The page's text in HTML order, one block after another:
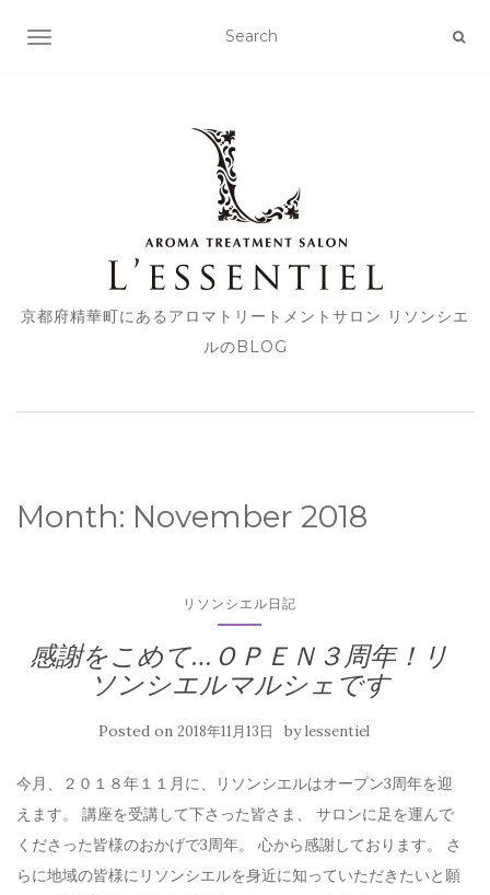
TOGGLE NAVIGATION
京都府精華町にあるアロマトリートメントサロン リソンシエ
ルのBLOG
Month: November 2018
リソンシエル日記
感謝をこめて…ＯＰＥＮ３周年！リ
ソンシエルマルシェです
Posted on 2018年11月13日 bylessentiel
今月、２０１８年１１月に、リソンシエルはオープン3周年を迎
えます。 講座を受講して下さった皆さま、 サロンに足を運んで
くださった皆様のおかげで3周年。 心から感謝しております。 さ
らに地域の皆様にリソンシエルを身近に知っていただきたいと願